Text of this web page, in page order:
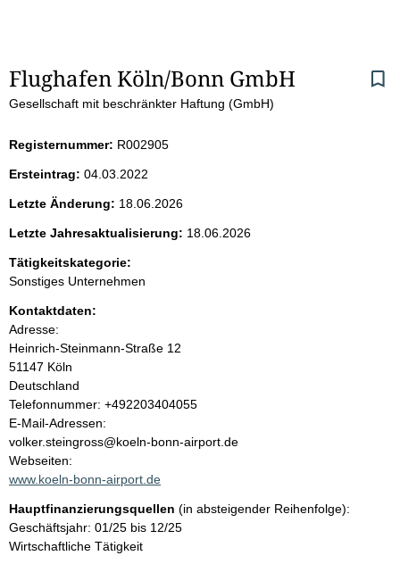
S
e
i
t
e
n
i
n
h
a
l
t
Flughafen Köln/Bonn GmbH
Gesellschaft mit beschränkter Haftung (GmbH)
Registernummer: R002905
Ersteintrag: 04.03.2022
Letzte Änderung: 18.06.2026
Letzte Jahresaktualisierung: 18.06.2026
Tätigkeitskategorie:
Sonstiges Unternehmen
Kontaktdaten:
Adresse:
Heinrich-Steinmann-Straße 12
51147 Köln
Deutschland
K
o
n
t
a
t
i
n
Telefonnummer: +492203404055
E-Mail-Adressen:
volker.steingross@koeln-bonn-airport.de
Webseiten:
www.koeln-bonn-airport.de
Hauptfinanzierungsquellen (in absteigender Reihenfolge):
Geschäftsjahr: 01/25 bis 12/25
Wirtschaftliche Tätigkeit